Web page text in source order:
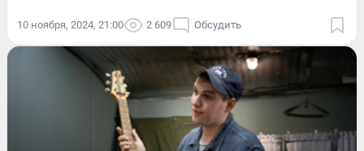
10 ноября, 2024, 21:00 2 609 Обсудить